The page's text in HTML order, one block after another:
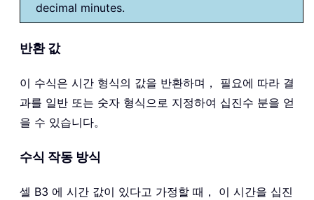
decimal minutes.
반환 값
이 수식은 시간 형식의 값을 반환하며， 필요에 따라 결
과를 일반 또는 숫자 형식으로 지정하여 십진수 분을 얻
을 수 있습니다。
수식 작동 방식
셀 B3 에 시간 값이 있다고 가정할 때， 이 시간을 십진